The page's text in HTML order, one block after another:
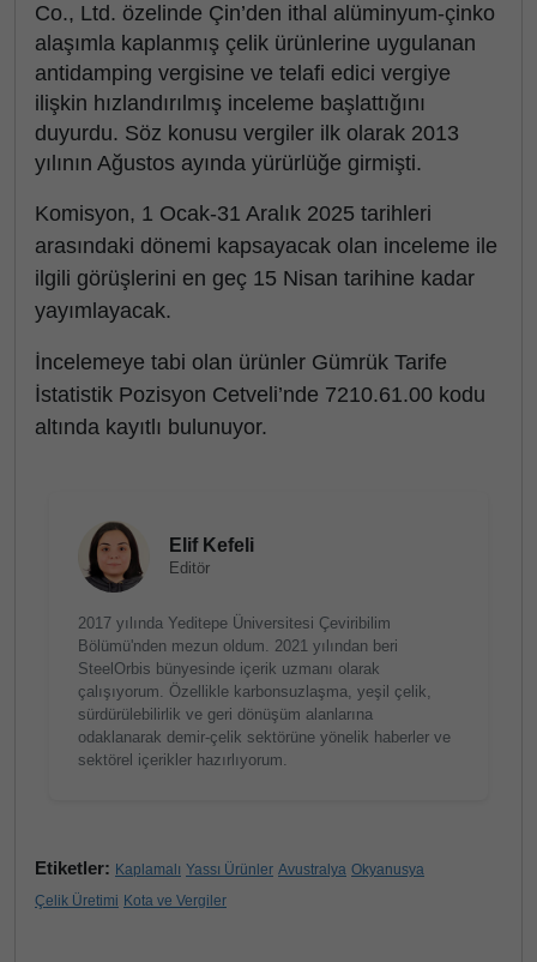
Co., Ltd. özelinde Çin’den ithal alüminyum-çinko
alaşımla kaplanmış çelik ürünlerine uygulanan
antidamping vergisine ve telafi edici vergiye
ilişkin hızlandırılmış inceleme başlattığını
duyurdu. Söz konusu vergiler ilk olarak 2013
yılının Ağustos ayında yürürlüğe girmişti.
Komisyon, 1 Ocak-31 Aralık 2025 tarihleri
arasındaki dönemi kapsayacak olan inceleme ile
ilgili görüşlerini en geç 15 Nisan tarihine kadar
yayımlayacak.
İncelemeye tabi olan ürünler Gümrük Tarife
İstatistik Pozisyon Cetveli’nde 7210.61.00 kodu
altında kayıtlı bulunuyor.
Elif Kefeli
Editör
2017 yılında Yeditepe Üniversitesi Çeviribilim
Bölümü'nden mezun oldum. 2021 yılından beri
SteelOrbis bünyesinde içerik uzmanı olarak
çalışıyorum. Özellikle karbonsuzlaşma, yeşil çelik,
sürdürülebilirlik ve geri dönüşüm alanlarına
odaklanarak demir-çelik sektörüne yönelik haberler ve
sektörel içerikler hazırlıyorum.
Etiketler: Kaplamalı Yassı Ürünler Avustralya Okyanusya
Çelik Üretimi Kota ve Vergiler